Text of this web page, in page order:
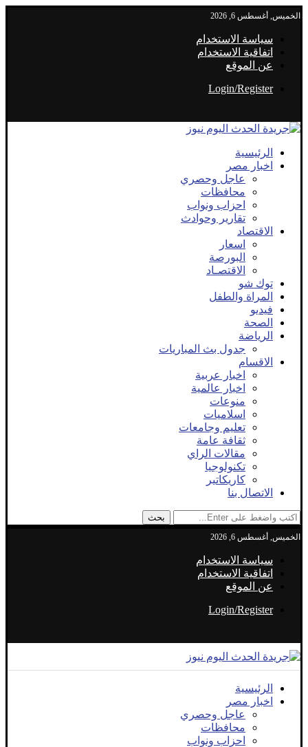
الخميس, أغسطس 6, 2026
سياسة الاستخدام
اتفاقية الاستخدام
عن الموقع
Login/Register
الرئيسية
اخبار مصر
عاجل وحصري
محافظات
احزاب ونواب
تقارير وحوادث
الاقتصاد
اسعار
البورصة
الاقتصـاد
توك شو
المراة والطفل
فيديو
الصحة
الرياضة
جدول بث المباريات
الاقسام
اخبار عربية
اخبار عالمية
منوعات
اسلاميات
تعليم وجامعات
ثقافة عامة
مقالات الراي
تكنولوجيا
كاريكاتير
الاتصال بنا
بحث
الخميس, أغسطس 6, 2026
سياسة الاستخدام
اتفاقية الاستخدام
عن الموقع
Login/Register
الرئيسية
اخبار مصر
عاجل وحصري
محافظات
احزاب ونواب